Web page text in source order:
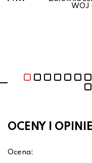
WOJ
OCENY I OPINIE
Ocena: